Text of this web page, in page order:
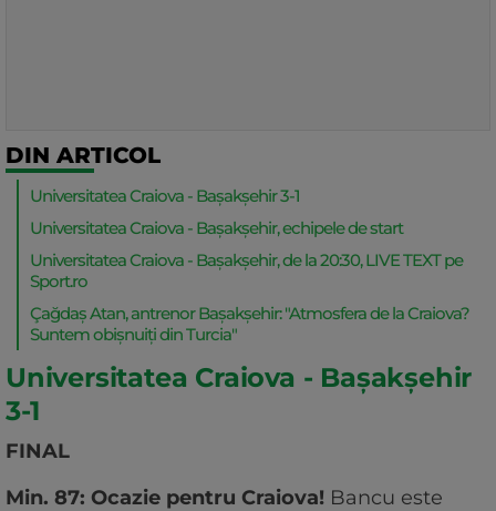
DIN ARTICOL
Universitatea Craiova - Bașakșehir 3-1
Universitatea Craiova - Bașakșehir, echipele de start
Universitatea Craiova - Bașakșehir, de la 20:30, LIVE TEXT pe
Sport.ro
Çağdaş Atan, antrenor Bașakșehir: "Atmosfera de la Craiova?
Suntem obișnuiți din Turcia"
Universitatea Craiova - Bașakșehir
3-1
FINAL
Min. 87: Ocazie pentru Craiova! Bancu este